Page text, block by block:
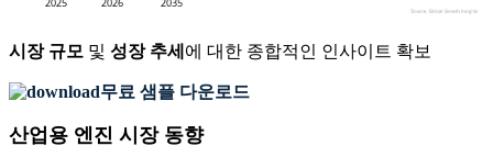
시장 규모 및 성장 추세 에 대한 종합적인 인사이트 확보
무료 샘플 다운로드
산업용 엔진 시장 동향